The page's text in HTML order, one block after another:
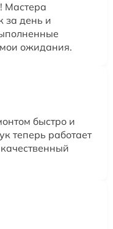
Мастера
за день и
мои ожидания.
быстро и
теперь работает